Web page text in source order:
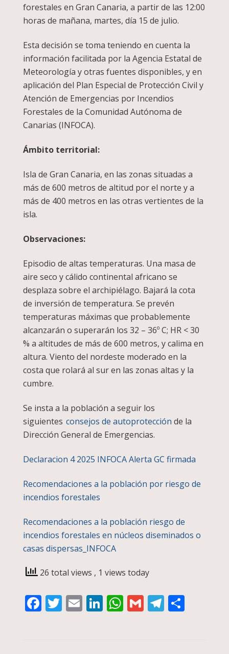
forestales en Gran Canaria, a partir de las 12:00
horas de mañana, martes, día 15 de julio.
Esta decisión se toma teniendo en cuenta la
información facilitada por la Agencia Estatal de
Meteorología y otras fuentes disponibles, y en
aplicación del Plan Especial de Protección Civil y
Atención de Emergencias por Incendios
Forestales de la Comunidad Autónoma de
Canarias (INFOCA).
Ámbito territorial:
Isla de Gran Canaria, en las zonas situadas a
más de 600 metros de altitud por el norte y a
más de 400 metros en las otras vertientes de la
isla.
Observaciones:
Episodio de altas temperaturas. Una masa de
aire seco y cálido continental africano se
desplaza sobre el archipiélago. Bajará la cota
de inversión de temperatura. Se prevén
temperaturas máximas que probablemente
alcanzarán o superarán los 32 – 36º C; HR < 30
% a altitudes de más de 600 metros, y calima en
altura. Viento del nordeste moderado en la
costa que rolará al sur en las zonas altas y la
cumbre.
Se insta a la población a seguir los
siguientes consejos de autoprotección de la
Dirección General de Emergencias.
Declaracion 4 2025 INFOCA Alerta GC firmada
Recomendaciones a la población por riesgo de
incendios forestales
Recomendaciones a la población riesgo de
incendios forestales en núcleos diseminados o
casas dispersas_INFOCA
26 total views , 1 views today
Facebook
Twitter
EmailLinkedIn
WhatsApp
Gmail